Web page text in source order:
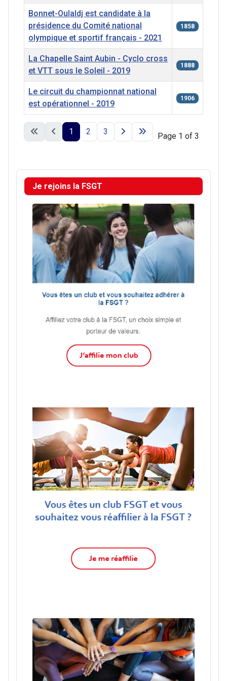
Articles
Bonnet-Oulaldj est candidate à la
présidence du Comité national
olympique et sportif français - 2021
1858
La Chapelle Saint Aubin - Cyclo cross
et VTT sous le Soleil - 2019
1888
Le circuit du championnat national
est opérationnel - 2019
1906
Page 1 of 3
1 2 3
Je rejoins la FSGT